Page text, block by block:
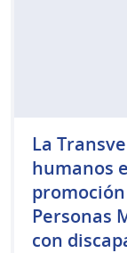
La
humanos
Personas
con